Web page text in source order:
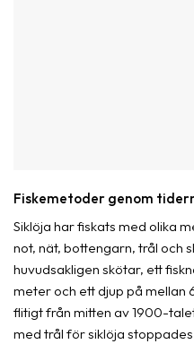
Fiskemetoder genom
Siklöja har fiskats med olika
not, nät, bottengarn, trål och
huvudsakligen skötar, ett
meter och ett djup på mellan
flitigt från mitten av 1900-
med trål för siklöja stoppades